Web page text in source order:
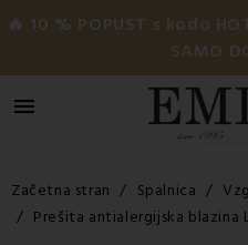
🔥 10 % POPUST s kodo
SAMO

Začetna stran Spalnica
Prešita antialergijska blazina